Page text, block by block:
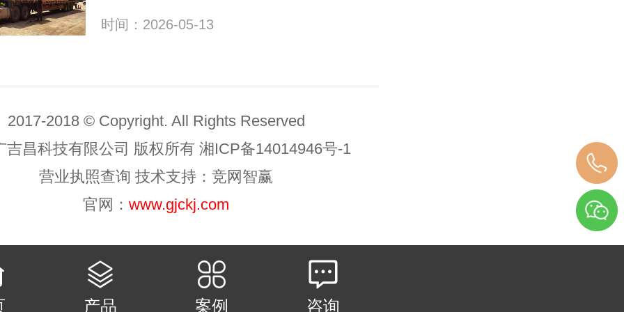
时间：2026-05-13
2017-2018 © Copyright. All Rights Reserved
吉昌科技有限公司 版权所有 湘ICP备14014946号-1
营业执照查询 技术支持： 竞网智赢
官网： www.gjckj.com
产品 案例 咨询